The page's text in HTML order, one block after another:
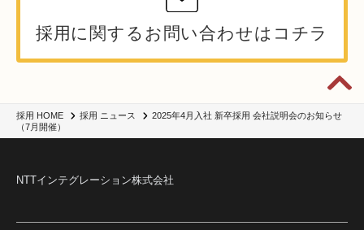
採用 HOME 採用 ニュース
2025年4月入社 新卒採用 会社説明会のお知らせ
（7月開催）
採用に関するお問い合わせはコチラ
NTTインテグレーション株式会社